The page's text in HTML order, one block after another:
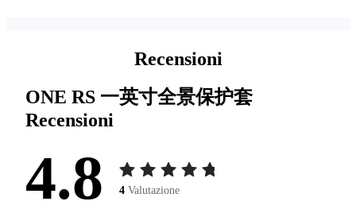
Recensioni
ONE RS 一英寸全景保护套
Recensioni
4.8 4 Valutazione